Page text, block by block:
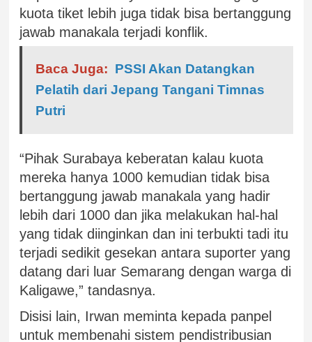
kuota tiket lebih juga tidak bisa bertanggung
jawab manakala terjadi konflik.
Baca Juga: PSSI Akan Datangkan
Pelatih dari Jepang Tangani Timnas
Putri
“Pihak Surabaya keberatan kalau kuota
mereka hanya 1000 kemudian tidak bisa
bertanggung jawab manakala yang hadir
lebih dari 1000 dan jika melakukan hal-hal
yang tidak diinginkan dan ini terbukti tadi itu
terjadi sedikit gesekan antara suporter yang
datang dari luar Semarang dengan warga di
Kaligawe,” tandasnya.
Disisi lain, Irwan meminta kepada panpel
untuk membenahi sistem pendistribusian